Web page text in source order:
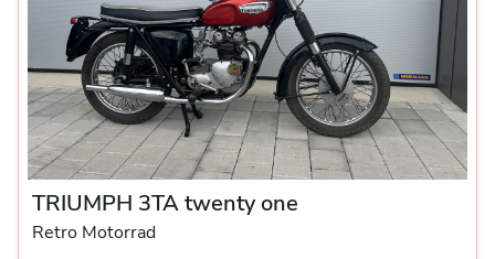
TRIUMPH 3TA twenty one
Retro Motorrad